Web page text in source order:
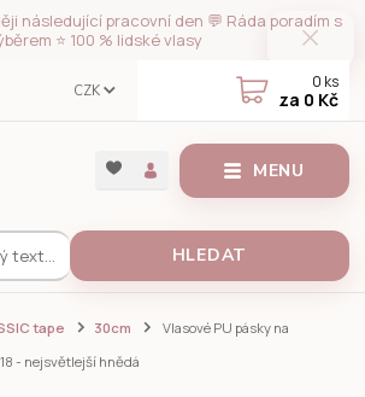
následující pracovní den 💬 Ráda poradím s
⭐ 100 % lidské vlasy
MENU
CZK
HLEDAT
0 ks
za 0 Kč
tape 30cm
Vlasové PU pásky na
- nejsvětlejší hnědá